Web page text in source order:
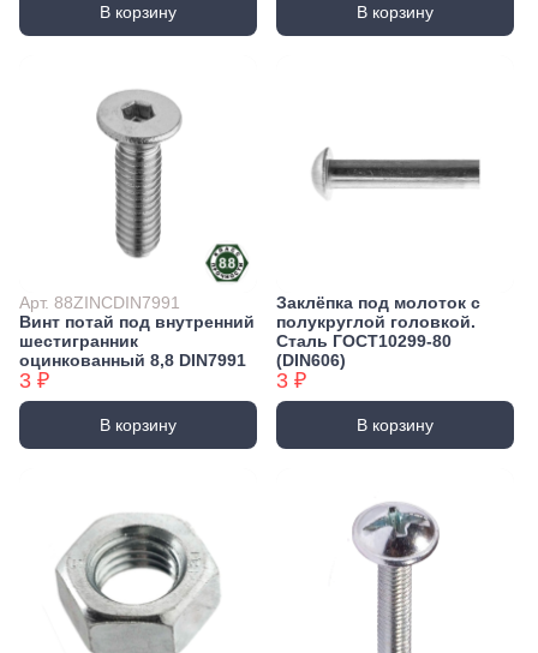
В корзину В корзину
Арт. 88ZINCDIN7991
Винт потай под внутренний
шестигранник
оцинкованный 8,8 DIN7991
3 ₽
В корзину
Заклёпка под молоток с
полукруглой головкой.
Сталь ГОСТ10299-80
(DIN606)
3 ₽
В корзину